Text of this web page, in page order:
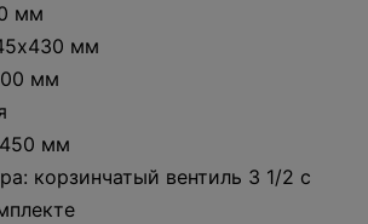
мм
мм
мм
мм
корзинчатый вентиль 3 1/2 с